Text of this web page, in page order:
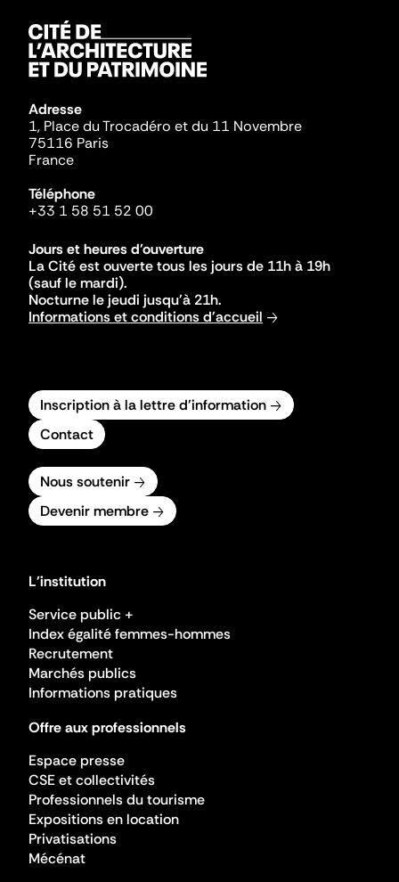
Adresse
1, Place du Trocadéro et du 11 Novembre
75116 Paris
France
Téléphone
+33 1 58 51 52 00
Jours et heures d'ouverture
La Cité est ouverte tous les jours de 11h à 19h
(sauf le mardi).
Nocturne le jeudi jusqu'à 21h.
Informations et conditions d'accueil
Inscription à la lettre d'information
Contact
Nous soutenir
Devenir membre
L'institution
Service public +
Index égalité femmes-hommes
Recrutement
Marchés publics
Informations pratiques
Offre aux professionnels
Espace presse
CSE et collectivités
Professionnels du tourisme
Expositions en location
Privatisations
Mécénat